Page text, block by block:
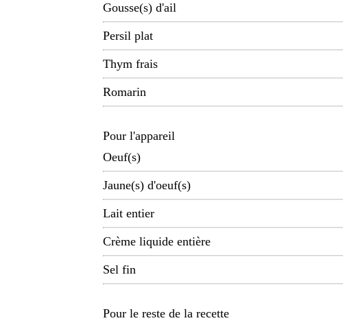
Gousse(s) d'ail
Persil plat
Thym frais
Romarin
Pour l'appareil
Oeuf(s)
Jaune(s) d'oeuf(s)
Lait entier
Crème liquide entière
Sel fin
Pour le reste de la recette